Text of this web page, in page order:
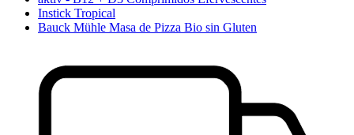
Instick Tropical
Bauck Mühle Masa de Pizza Bio sin Gluten